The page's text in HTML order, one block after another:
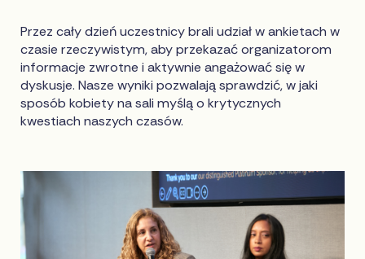
Przez cały dzień uczestnicy brali udział w ankietach w
czasie rzeczywistym, aby przekazać organizatorom
informacje zwrotne i aktywnie angażować się w
dyskusje. Nasze wyniki pozwalają sprawdzić, w jaki
sposób kobiety na sali myślą o krytycznych
kwestiach naszych czasów.